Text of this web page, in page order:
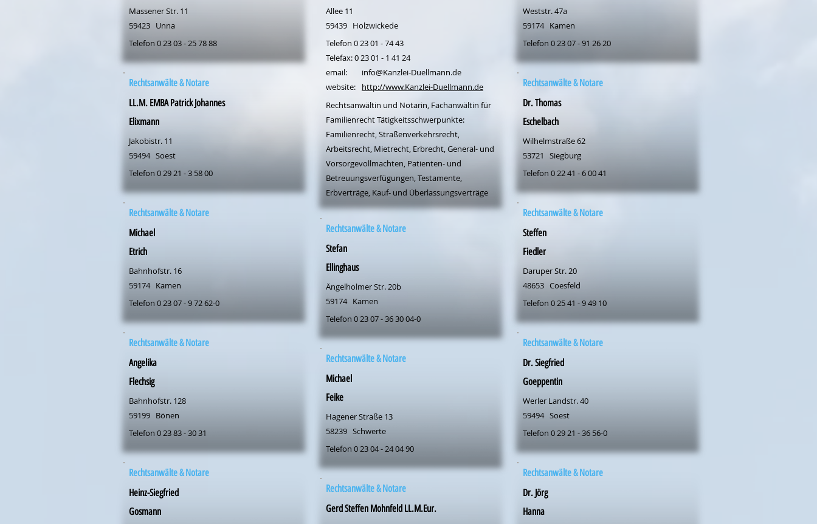
Massener Str. 11
59423 Unna
Telefon 0 23 03 - 25 78 88
Rechtsanwälte & Notare
LL.M. EMBA Patrick Johannes
Elixmann
Jakobistr. 11
59494 Soest
Telefon 0 29 21 - 3 58 00
Rechtsanwälte & Notare
Michael
Etrich
Bahnhofstr. 16
59174 Kamen
Telefon 0 23 07 - 9 72 62-0
Rechtsanwälte & Notare
Angelika
Flechsig
Bahnhofstr. 128
59199 Bönen
Telefon 0 23 83 - 30 31
Rechtsanwälte & Notare
Heinz-Siegfried
Gosmann
Allee 11
59439 Holzwickede
Telefon 0 23 01 - 74 43
Telefax: 0 23 01 - 1 41 24
email:
website:
info@Kanzlei-Duellmann.de
http://www.Kanzlei-Duellmann.de
Rechtsanwältin und Notarin, Fachanwältin für
Familienrecht Tätigkeitsschwerpunkte:
Familienrecht, Straßenverkehrsrecht,
Arbeitsrecht, Mietrecht, Erbrecht, General- und
Vorsorgevollmachten, Patienten- und
Betreuungsverfügungen, Testamente,
Erbverträge, Kauf- und Überlassungsverträge
Rechtsanwälte & Notare
Stefan
Ellinghaus
Ängelholmer Str. 20b
59174 Kamen
Telefon 0 23 07 - 36 30 04-0
Rechtsanwälte & Notare
Michael
Feike
Hagener Straße 13
58239 Schwerte
Telefon 0 23 04 - 24 04 90
Rechtsanwälte & Notare
Gerd Steffen Mohnfeld LL.M.Eur.
Weststr. 47a
59174 Kamen
Telefon 0 23 07 - 91 26 20
Rechtsanwälte & Notare
Dr. Thomas
Eschelbach
Wilhelmstraße 62
53721
Siegburg
Telefon 0 22 41 - 6 00 41
Rechtsanwälte & Notare
Steffen
Fiedler
Daruper Str. 20
48653 Coesfeld
Telefon 0 25 41 - 9 49 10
Rechtsanwälte & Notare
Dr. Siegfried
Goeppentin
Werler Landstr. 40
59494 Soest
Telefon 0 29 21 - 36 56-0
Rechtsanwälte & Notare
Dr. Jörg
Hanna